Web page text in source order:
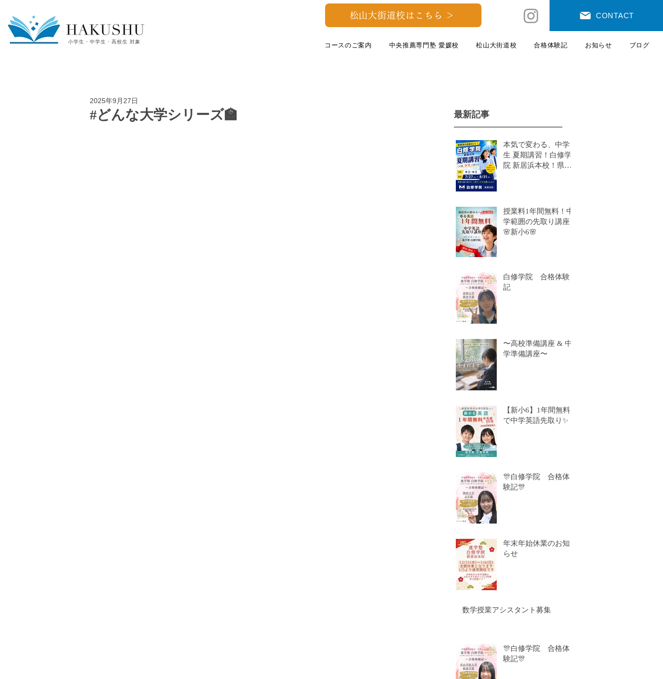
小学生・中学生・高校生 対象
松山大街道校はこちら ＞ CONTACT
コースのご案内 中央推薦専門塾 愛媛校 松山大街道校 合格体験記 お知らせ ブログ
#どんな大学シリーズ🏫
2025年9月27日
最新記事
本気で変わる、中学
生 夏期講習！白修学
院 新居浜本校！県模
授業料1年間無料！中
学範囲の先取り講座
🌸新小6🌸
白修学院 合格体験
記
〜高校準備講座 & 中
学準備講座〜
【新小6】1年間無料
で中学英語先取り✨
🎊白修学院 合格体
験記🎊
年末年始休業のお知
らせ
数学授業アシスタント募集
🎊白修学院 合格体
験記🎊